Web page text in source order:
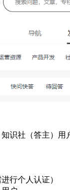
识社（答主）用
行个人认证）